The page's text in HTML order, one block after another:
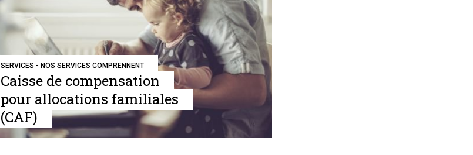
SERVICES - NOS SERVICES COMPRENNENT
Caisse de compensation
pour allocations familiales
(CAF)